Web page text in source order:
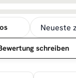
schreiben